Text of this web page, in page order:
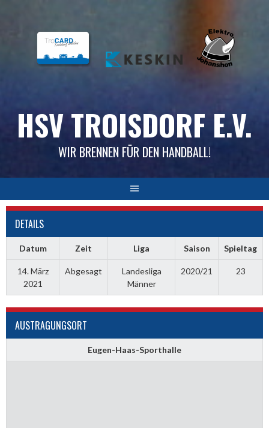
HSV TROISDORF E.V.
WIR BRENNEN FÜR DEN HANDBALL!
DETAILS
Datum Zeit Liga Saison Spieltag
14. März
2021
Abgesagt
Landesliga
Männer
2020/21 23
AUSTRAGUNGSORT
Eugen-Haas-Sporthalle